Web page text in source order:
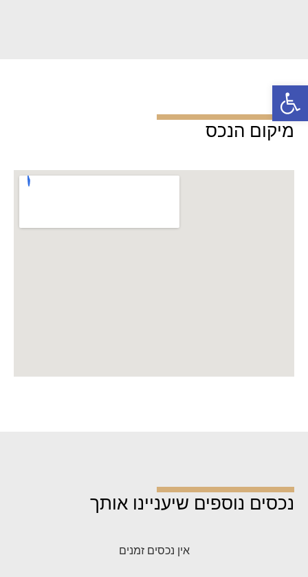
פתח סרגל נגישות
מיקום הנכס
נכסים נוספים שיעניינו אותך
אין נכסים זמנים